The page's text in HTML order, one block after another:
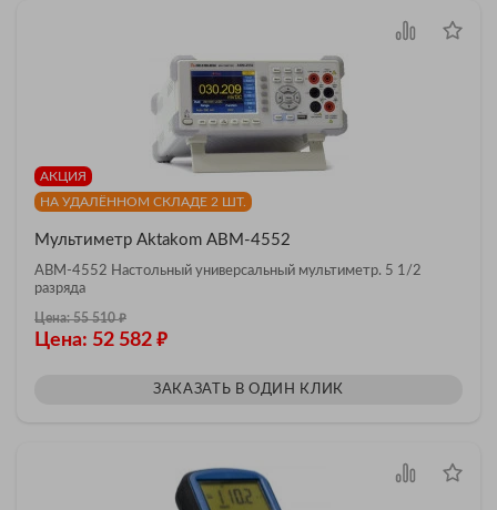
АКЦИЯ
НА УДАЛЁННОМ СКЛАДЕ 2 ШТ.
Мультиметр Aktakom АВМ-4552
АВМ-4552 Настольный универсальный мультиметр. 5 1/2
разряда
Цена: 55 510₽
Цена: 52 582 ₽
ЗАКАЗАТЬ В ОДИН КЛИК